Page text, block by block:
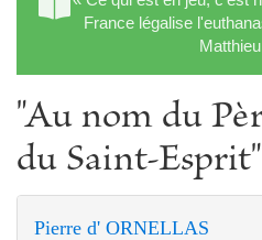
France légalise
"Au nom du
du Saint-Esprit"
Pierre d' ORNELLAS